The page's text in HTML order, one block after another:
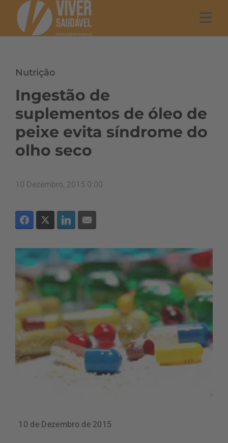
Nutrição
Ingestão de
suplementos de óleo de
peixe evita síndrome do
olho seco
10 Dezembro, 2015 0:00
10 de Dezembro de 2015